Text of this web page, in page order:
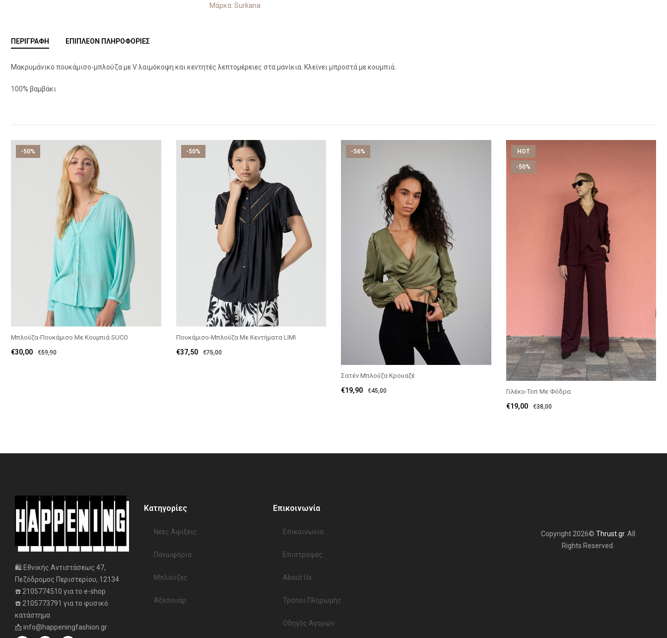
Μάρκα: Surkana
ΠΕΡΙΓΡΑΦΉ ΕΠΙΠΛΈΟΝ ΠΛΗΡΟΦΟΡΊΕΣ
Μακρυμάνικο πουκάμισο-μπλούζα με V λαιμόκοψη και κεντητές λεπτομέρειες στα μανίκια. Κλείνει μπροστά με κουμπιά.
100% βαμβάκι
-50%
Μπλούζα-Πουκάμισο Με Κουμπιά SUCO
€59,90
€30,00
-50%
Πουκάμισο-Μπλούζα Με Κεντήματα LIMI
€75,00
€37,50
-56%
Σατέν Μπλούζα Κρουαζέ
€45,00
€19,90
HOT
-50%
Γιλέκο-Τοπ Με Φόδρα
€38,00
€19,00
🛍️ Εθνικής Αντιστάσεως 47,
Πεζόδρομος Περιστερίου, 12134
☎️ 2105774510 για το e-shop
☎️ 2105773791 για το φυσικό
κατάστημα
📩 info@happeningfashion.gr
Κατηγορίες
Νέες Αφίξεις
Πανωφόρια
Μπλούζες
Αξεσουάρ
Επικοινωνία
Επικοινωνία​
Επιστροφές
About Us
Τρόποι Πληρωμής
Οδηγός Αγορών
Copyright 2026© Thrust.gr. All
Rights Reserved.